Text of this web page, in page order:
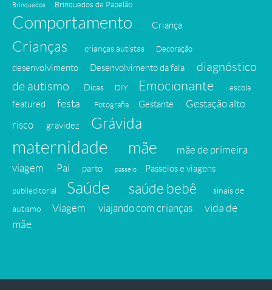
Brinquedos Brinquedos de Papelão
Comportamento Criança
Crianças crianças autistas Decoração
desenvolvimento Desenvolvimento da fala
diagnóstico
de autismo
Dicas DIY Emocionante escola
featured festa Fotografia Gestante
Gestação alto
risco
gravidez Grávida
maternidade mãe
mãe de primeira
viagem
Pai parto passeio Passeios e viagens
publieditorial Saúde saúde bebê
sinais de
autismo
Viagem viajando com crianças
vida de
mãe